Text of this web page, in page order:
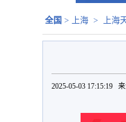
全国 > 上海 > 上海
2025-05-03 17:15:19 来